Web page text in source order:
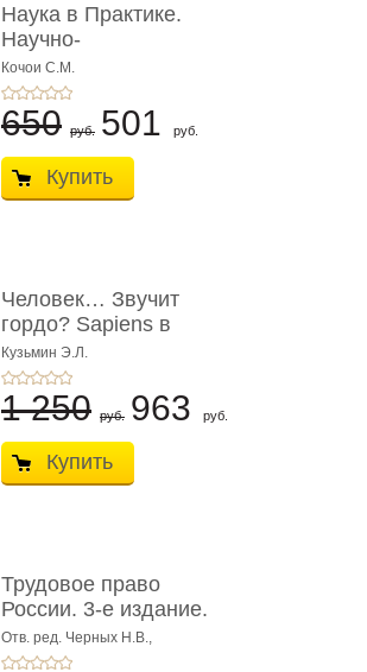
Наука в Практике.
Научно-
консультационные (пра
...
Кочои С.М.
650 руб. 501 руб.
Купить
Человек… Звучит
гордо? Sapiens в
тенётах социума � ...
Кузьмин Э.Л.
1 250 руб. 963 руб.
Купить
Трудовое право
России. 3-е издание.
Учебник для ...
Отв. ред. Черных Н.В.,
Шестерякова И.В.